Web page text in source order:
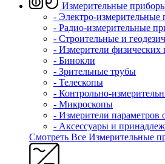
Измерительные
- Электро-измерительные
- Радио-измерительные
- Строительные и
- Измерители физических
- Бинокли
- Зрительные трубы
- Телескопы
- Контрольно-
- Микроскопы
- Измерители
- Аксессуары и
Смотреть Все Измерительные